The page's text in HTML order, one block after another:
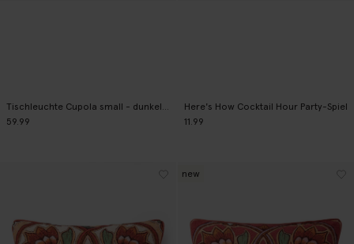
Tischleuchte Cupola small - dunkelrosa
59.99
Here's How Cocktail Hour Party-Spiel
11.99
new